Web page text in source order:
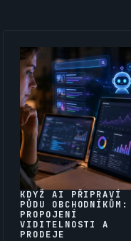
KDYŽ AI PŘIPRAVÍ
PŮDU OBCHODNÍKŮM:
PROPOJENÍ
VIDITELNOSTI A
PRODEJE